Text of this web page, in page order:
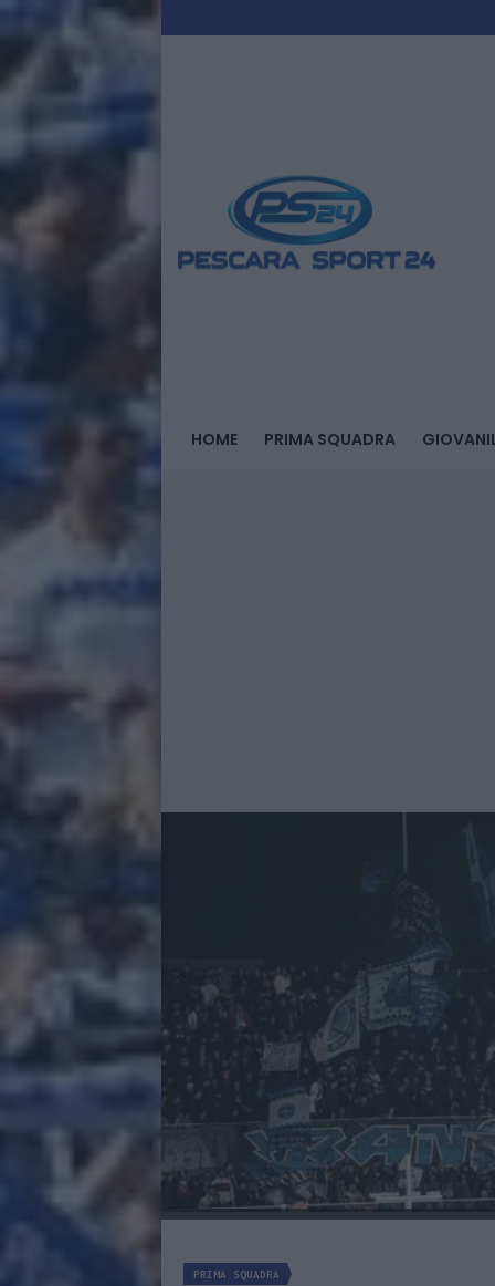
HOME PRIMA SQUADRA
PRIMA SQUADRA